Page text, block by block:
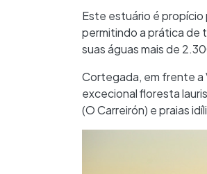
Este estuário é propício
permitindo a prática de
suas águas mais de
Cortegada, em frente a
excecional floresta
(O Carreirón) e praias